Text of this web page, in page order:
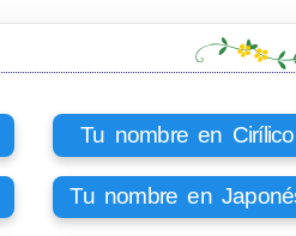
Tu nombre en Cirílico
Tu nombre en